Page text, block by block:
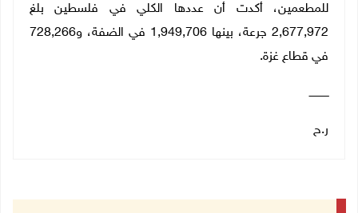
للمطعمين، أكدت أن عددها الكلي في فلسطين بلغ
2,677,972 جرعة، بينها 1,949,706 في الضفة، و728,266
في قطاع غزة.
ــــــــــــ
ر.ح